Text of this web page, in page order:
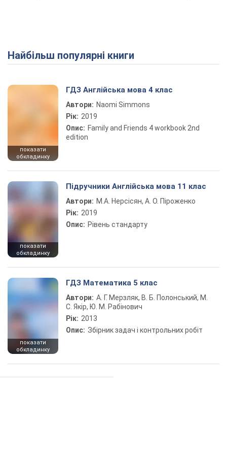
Play Video
Найбільш популярні книги
показати
обкладинку
ГДЗ Англійська мова 4 клас
Автори: Naomi Simmons
Рік: 2019
Опис: Family and Friends 4 workbook 2nd
edition
показати
обкладинку
Підручники Англійська мова 11 клас
Автори: М.А. Нерсісян, А. О. Піроженко
Рік: 2019
Опис: Рівень стандарту
показати
обкладинку
ГДЗ Математика 5 клас
Автори: А. Г. Мерзляк, В. Б. Полонський, М.
С. Якір, Ю. М. Рабінович
Рік: 2013
Опис: Збірник задач і контрольних робіт